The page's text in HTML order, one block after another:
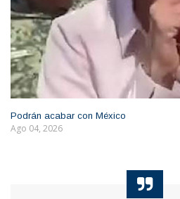
Podrán acabar con México
Ago 04, 2026